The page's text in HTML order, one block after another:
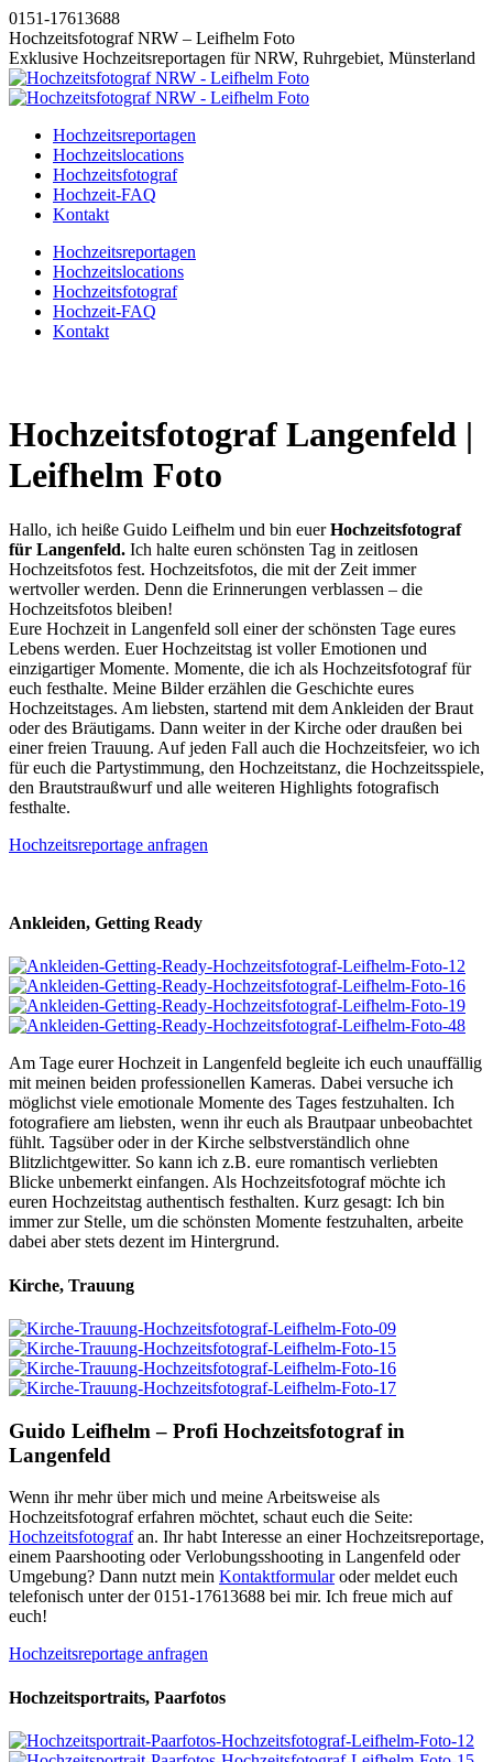
Zum
Inhalt
springen
0151-17613688
Hochzeitsfotograf NRW – Leifhelm Foto
Exklusive Hochzeitsreportagen für NRW, Ruhrgebiet, Münsterland
Hochzeitsreportagen
Hochzeitslocations
Hochzeitsfotograf
Hochzeit-FAQ
Kontakt
Instagram
page
opens
new
Facebook
page
opens
new
Pinterest
page
opens
new
page
opens
new
Hochzeitsreportagen
Hochzeitslocations
Hochzeitsfotograf
Hochzeit-FAQ
Kontakt
Hochzeitsfotograf Langenfeld |
Leifhelm Foto
Hallo, ich heiße Guido Leifhelm und bin euerHochzeitsfotograf
für Langenfeld. Ich halte euren schönsten Tag in zeitlosen
Hochzeitsfotos fest. Hochzeitsfotos, die mit der Zeit immer
wertvoller werden. Denn die Erinnerungen verblassen – die
Hochzeitsfotos bleiben!
Eure Hochzeit in Langenfeld soll einer der schönsten Tage eures
Lebens werden. Euer Hochzeitstag ist voller Emotionen und
einzigartiger Momente. Momente, die ich als Hochzeitsfotograf für
euch festhalte. Meine Bilder erzählen die Geschichte eures
Hochzeitstages. Am liebsten, startend mit dem Ankleiden der Braut
oder des Bräutigams. Dann weiter in der Kirche oder draußen bei
einer freien Trauung. Auf jeden Fall auch die Hochzeitsfeier, wo ich
für euch die Partystimmung, den Hochzeitstanz, die Hochzeitsspiele,
den Brautstraußwurf und alle weiteren Highlights fotografisch
festhalte.
Hochzeitsreportage anfragen
Ankleiden, Getting Ready
Am Tage eurer Hochzeit in Langenfeld begleite ich euch unauffällig
mit meinen beiden professionellen Kameras. Dabei versuche ich
möglichst viele emotionale Momente des Tages festzuhalten. Ich
fotografiere am liebsten, wenn ihr euch als Brautpaar unbeobachtet
fühlt. Tagsüber oder in der Kirche selbstverständlich ohne
Blitzlichtgewitter. So kann ich z.B. eure romantisch verliebten
Blicke unbemerkt einfangen. Als Hochzeitsfotograf möchte ich
euren Hochzeitstag authentisch festhalten. Kurz gesagt: Ich bin
immer zur Stelle, um die schönsten Momente festzuhalten, arbeite
dabei aber stets dezent im Hintergrund.
Kirche, Trauung
Guido Leifhelm – Profi Hochzeitsfotograf in
Langenfeld
Wenn ihr mehr über mich und meine Arbeitsweise als
Hochzeitsfotograf erfahren möchtet, schaut euch die Seite:
Hochzeitsfotografan. Ihr habt Interesse an einer Hochzeitsreportage,
einem Paarshooting oder Verlobungsshooting in Langenfeld oder
Umgebung? Dann nutzt mein Kontaktformularoder meldet euch
telefonisch unter der 0151-17613688 bei mir. Ich freue mich auf
euch!
Hochzeitsreportage anfragen
Hochzeitsportraits, Paarfotos